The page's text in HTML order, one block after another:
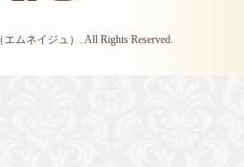
ムネイジュ） . All Rights Reserved.